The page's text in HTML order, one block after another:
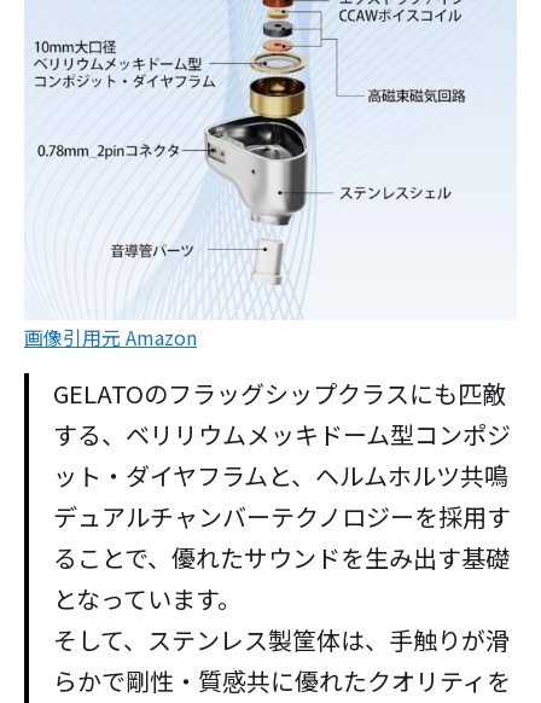
画像引用元 Amazon
GELATOのフラッグシップクラスにも匹敵
する、ベリリウムメッキドーム型コンポジ
ット・ダイヤフラムと、ヘルムホルツ共鳴
デュアルチャンバーテクノロジーを採用す
ることで、優れたサウンドを生み出す基礎
となっています。
そして、ステンレス製筐体は、手触りが滑
らかで剛性・質感共に優れたクオリティを